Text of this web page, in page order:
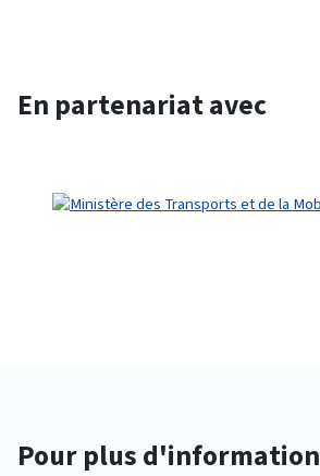
En partenariat avec
Pour plus d'information